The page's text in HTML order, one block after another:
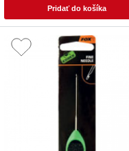
Pridať do košíka